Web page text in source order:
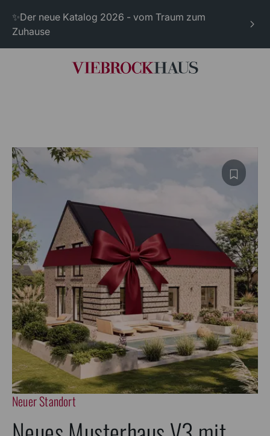
✨Der neue Katalog 2026 - vom Traum zum
Zuhause
Neuer Standort